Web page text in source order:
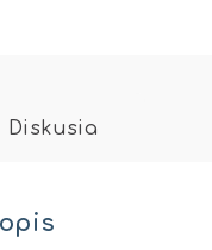
Diskusia